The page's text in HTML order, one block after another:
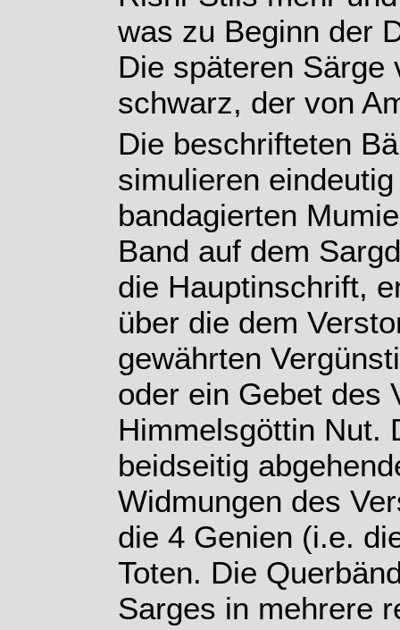
was zu Beginn der
Die späteren Särge
schwarz, der von
Die beschrifteten
simulieren
bandagierten
Band auf dem
die Hauptinschrift,
über die dem
gewährten
oder ein Gebet des
Himmelsgöttin Nut.
beidseitig
Widmungen des
die 4 Genien (i.e.
Toten. Die
Sarges in mehrere